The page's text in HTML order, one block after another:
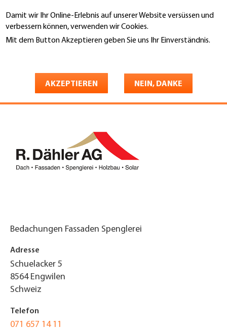
Damit wir Ihr Online-Erlebnis auf unserer Website versüssen und
verbessern können, verwenden wir Cookies.
Mit dem Button Akzeptieren geben Sie uns Ihr Einverständnis.
AKZEPTIEREN NEIN, DANKE
zum
Inhalt
R. Dähler AG
Bedachungen Fassaden Spenglerei
Adresse
Schuelacker 5
8564 Engwilen
Schweiz
Telefon
071 657 14 11